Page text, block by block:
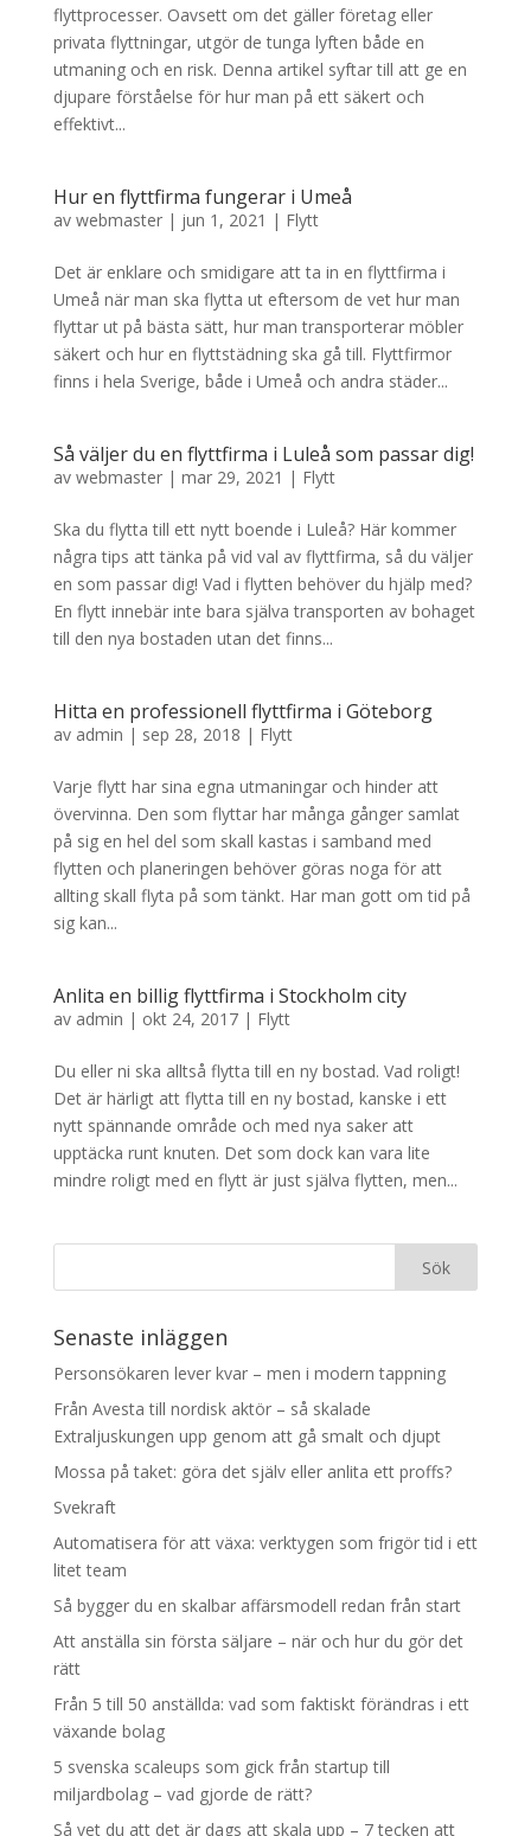
flyttprocesser. Oavsett om det gäller företag eller
privata flyttningar, utgör de tunga lyften både en
utmaning och en risk. Denna artikel syftar till att ge en
djupare förståelse för hur man på ett säkert och
effektivt...
Hur en flyttfirma fungerar i Umeå
av webmaster| jun 1, 2021 | Flytt
Det är enklare och smidigare att ta in en flyttfirma i
Umeå när man ska flytta ut eftersom de vet hur man
flyttar ut på bästa sätt, hur man transporterar möbler
säkert och hur en flyttstädning ska gå till. Flyttfirmor
finns i hela Sverige, både i Umeå och andra städer...
Så väljer du en flyttfirma i Luleå som passar dig!
av webmaster| mar 29, 2021 | Flytt
Ska du flytta till ett nytt boende i Luleå? Här kommer
några tips att tänka på vid val av flyttfirma, så du väljer
en som passar dig! Vad i flytten behöver du hjälp med?
En flytt innebär inte bara själva transporten av bohaget
till den nya bostaden utan det finns...
Hitta en professionell flyttfirma i Göteborg
av admin | sep 28, 2018 | Flytt
Varje flytt har sina egna utmaningar och hinder att
övervinna. Den som flyttar har många gånger samlat
på sig en hel del som skall kastas i samband med
flytten och planeringen behöver göras noga för att
allting skall flyta på som tänkt. Har man gott om tid på
sig kan...
Anlita en billig flyttfirma i Stockholm city
av admin | okt 24, 2017| Flytt
Du eller ni ska alltså flytta till en ny bostad. Vad roligt!
Det är härligt att flytta till en ny bostad, kanske i ett
nytt spännande område och med nya saker att
upptäcka runt knuten. Det som dock kan vara lite
mindre roligt med en flytt är just själva flytten, men...
Senaste inläggen
Personsökaren lever kvar – men i modern tappning
Från Avesta till nordisk aktör – så skalade
Extraljuskungen upp genom att gå smalt och djupt
Mossa på taket: göra det själv eller anlita ett proffs?
Svekraft
Automatisera för att växa: verktygen som frigör tid i ett
litet team
Så bygger du en skalbar affärsmodell redan från start
Att anställa sin första säljare – när och hur du gör det
rätt
Från 5 till 50 anställda: vad som faktiskt förändras i ett
växande bolag
5 svenska scaleups som gick från startup till
miljardbolag – vad gjorde de rätt?
Så vet du att det är dags att skala upp – 7 tecken att